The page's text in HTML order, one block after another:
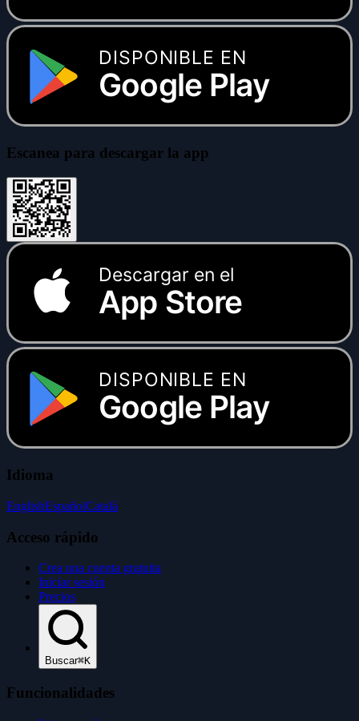
DISPONIBLE EN
Google Play
Escanea para descargar la app
Descargar en el
App Store
DISPONIBLE EN
Google Play
Idioma
EnglishEspañolCatalà
Acceso rápido
Crea una cuenta gratuita
Iniciar sesión
Precios
Buscar⌘K
Funcionalidades